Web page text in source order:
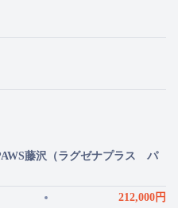
藤沢（ラグゼナプラス パ
212,000円